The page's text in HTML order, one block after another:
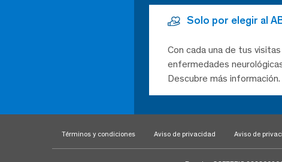
Solo por elegir al
Con cada una de tus
enfermedades
Descubre más información.
Términos y condiciones Aviso de privacidad Aviso de